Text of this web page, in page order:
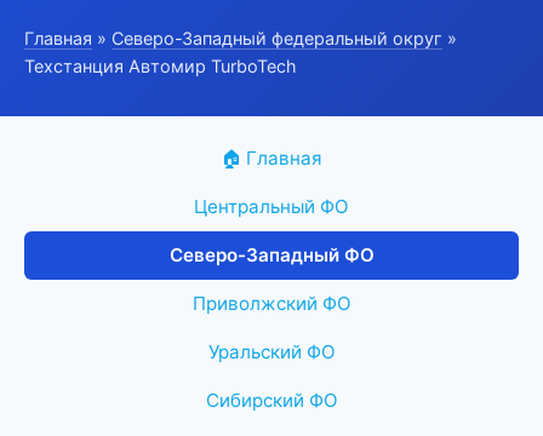
Главная » Северо-Западный федеральный округ »
Техстанция Автомир TurboTech
🏠 Главная
Центральный ФО
Северо-Западный ФО
Приволжский ФО
Уральский ФО
Сибирский ФО